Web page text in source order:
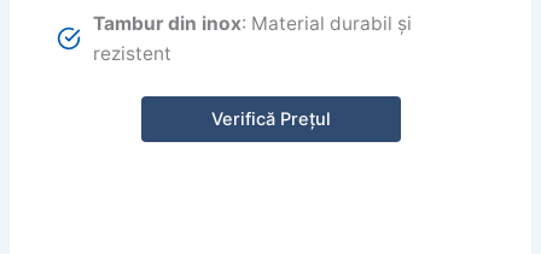
Tambur din inox: Material durabil și
rezistent
Verifică Prețul